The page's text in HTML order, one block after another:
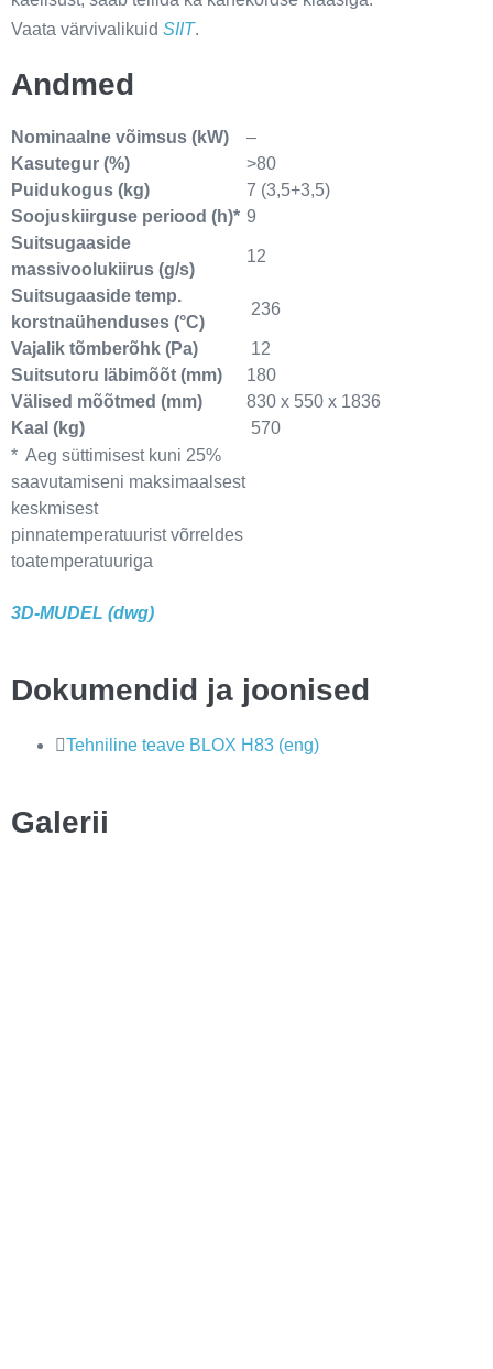
Vaata värvivalikuid SIIT.
Andmed
Nominaalne võimsus (kW)
–
Kasutegur (%)
>80
Puidukogus (kg)
7 (3,5+3,5)
Soojuskiirguse periood (h)* 9
Suitsugaaside
massivoolukiirus (g/s)
12
Suitsugaaside temp.
korstnaühenduses (°C)
236
Vajalik tõmberõhk (Pa)
12
Suitsutoru läbimõõt (mm)
180
Välised mõõtmed (mm)
830 x 550 x 1836
Kaal (kg)
570
* Aeg süttimisest kuni 25%
saavutamiseni maksimaalsest
keskmisest
pinnatemperatuurist võrreldes
toatemperatuuriga
3D-MUDEL (dwg)
Dokumendid ja joonised
Tehniline teave BLOX H83 (eng)
Galerii